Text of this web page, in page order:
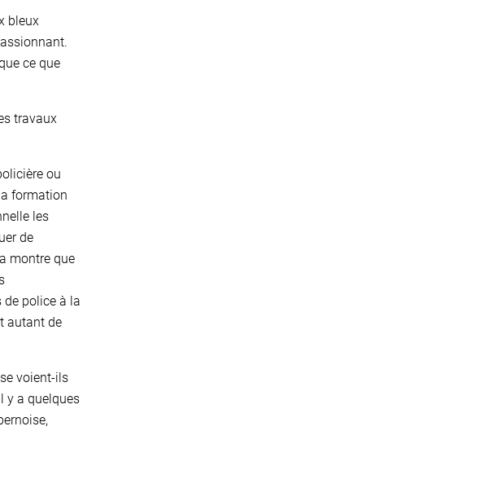
bleux
ce que
travaux
ou
formation
les
de
montre que
de police à la
autant de
voient-ils
y a quelques